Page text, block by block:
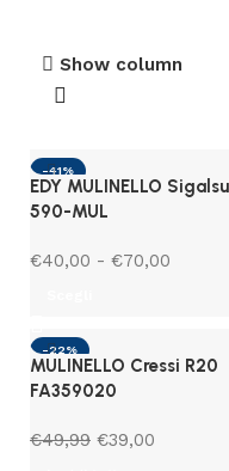
Show column
-41%
EDY MULINELLO
590-MUL
€40,00 - €70,00
-22%
SOLD OUT
MULINELLO Cressi R20
FA359020
€49,99 €39,00